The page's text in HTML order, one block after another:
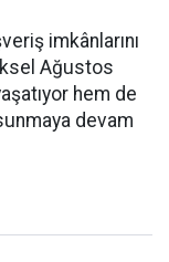
imkânlarını
Ağustos
hem de
devam